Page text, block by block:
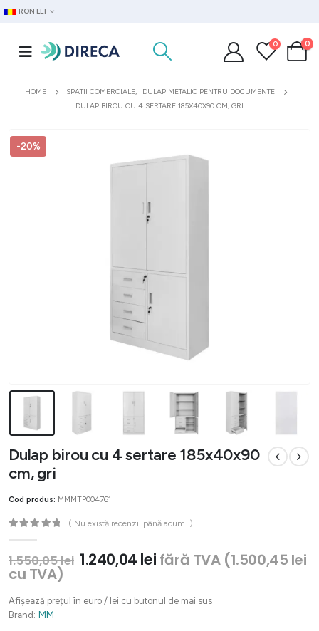
RON LEI
0 0
HOME SPATII COMERCIALE,
DULAP METALIC PENTRU DOCUMENTE
DULAP BIROU CU 4 SERTARE 185X40X90 CM, GRI
-20%
Dulap birou cu 4 sertare 185x40x90
cm, gri
Cod produs: MMMTP004761
( Nu există recenzii până acum. )
1.550,05lei Prețul
inițial
fost:
1.240,04 leiPrețul
1.240,04 lei.
fără TVA (1.500,45 lei
cu TVA)
Afișează prețul în euro / lei cu butonul de mai sus
Brand: MM